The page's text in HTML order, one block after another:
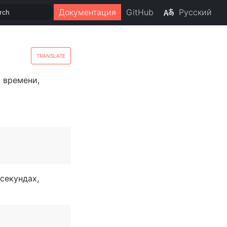
Документация GitHub Русский
TRANSLATE
времени,